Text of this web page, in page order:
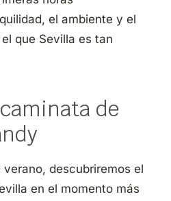
el ambiente y el
que Sevilla es tan
de
descubriremos el
en el momento más